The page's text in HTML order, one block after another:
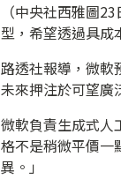
（中央社西雅圖
型，希望透過具成
路透社報導，微
未來押注於可望廣
微軟負責生成式人
格不是稍微平價一
異。」